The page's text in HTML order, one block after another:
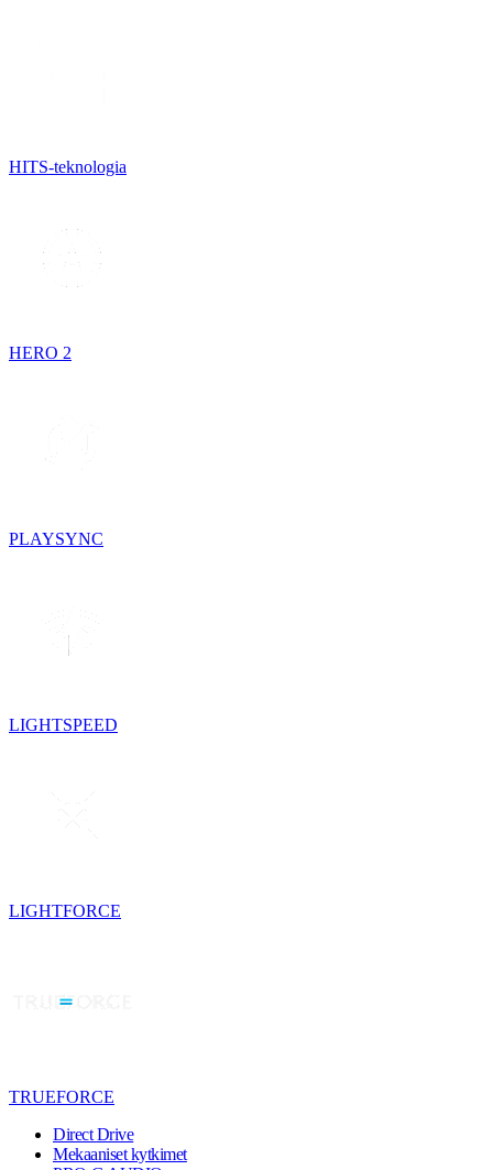
HITS-teknologia
HERO 2
PLAYSYNC
LIGHTSPEED
LIGHTFORCE
TRUEFORCE
Direct Drive
Mekaaniset kytkimet